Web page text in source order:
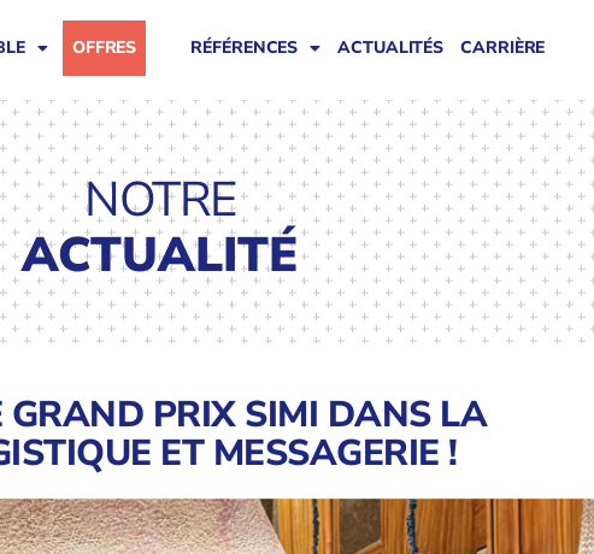
OFFRES RÉFÉRENCES ACTUALITÉS CARRIÈRE
NOTRE
ACTUALITÉ
GRAND PRIX SIMI DANS LA
ET MESSAGERIE !